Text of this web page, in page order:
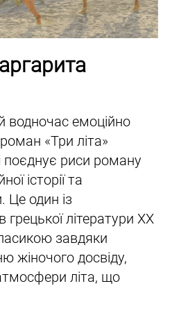
водночас емоційно
«Три літа»
поєднує риси роману
історії та
Це один із
грецької літератури XX
завдяки
жіночого досвіду,
літа, що